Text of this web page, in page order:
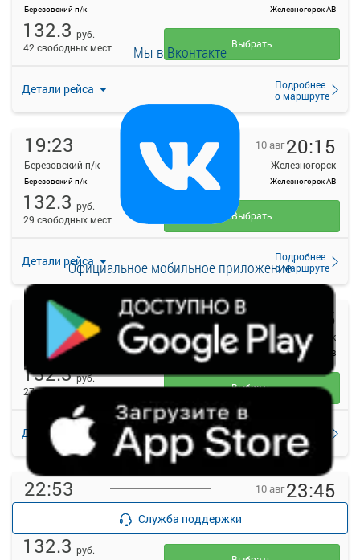
Березовский п/к Железногорск АВ
Детали рейса
Подробнее
о маршруте
132.3 руб.
42 свободных мест
Выбрать
19:23
Березовский п/к
Березовский п/к
10 авг20:15
Железногорск
Железногорск АВ
Детали рейса
Подробнее
о маршруте
132.3 руб.
29 свободных мест
Выбрать
20:53
Березовский п/к
Березовский п/к
21:45
Железногорск
Железногорск АВ
Детали рейса
о маршруте
132.3 руб.
27 свободных мест
Выбрать
22:53 10 авг23:45
132.3 руб.
Мы в Вконтакте
Официальное мобильное приложение
Служба поддержки